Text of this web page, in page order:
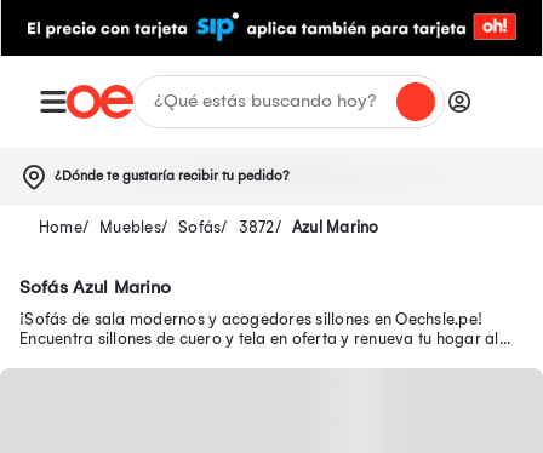
¿Dónde te gustaría recibir tu pedido?
Muebles Sofás 3872 Azul Marino
Sofás Azul Marino
¡Sofás de sala modernos y acogedores sillones en Oechsle.pe!
Encuentra sillones de cuero y tela en oferta y renueva tu hogar al